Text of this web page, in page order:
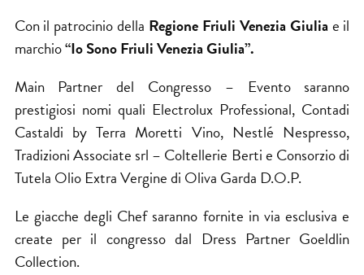
Con il patrocinio della Regione Friuli Venezia Giulia e il
marchio“Io Sono Friuli Venezia Giulia”.
Main Partner del Congresso – Evento saranno
prestigiosi nomi quali Electrolux Professional, Contadi
Castaldi by Terra Moretti Vino, Nestlé Nespresso,
Tradizioni Associate srl – Coltellerie Berti e Consorzio di
Tutela Olio Extra Vergine di Oliva Garda D.O.P.
Le giacche degli Chef saranno fornite in via esclusiva e
create per il congresso dal Dress Partner Goeldlin
Collection.